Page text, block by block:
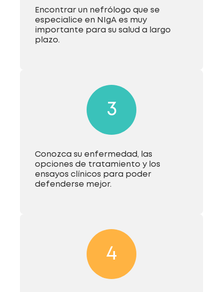
Encontrar un nefrólogo que se
especialice en NIgA es muy
importante para su salud a largo
plazo.
3
Conozca su enfermedad, las
opciones de tratamiento y los
ensayos clínicos para poder
defenderse mejor.
4